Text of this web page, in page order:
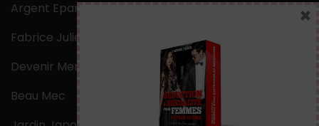
Argent Epargne
Fabrice Julien
Devenir Mentaliste
Beau Mec
×